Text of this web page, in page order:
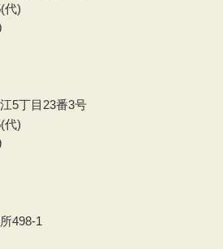
代)
5丁目23番3号
代)
498-1